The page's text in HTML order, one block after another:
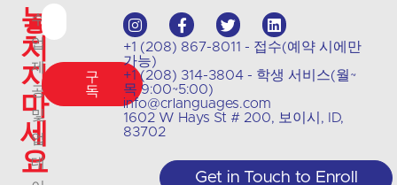
놓
치
지
마
세
요
수
업
제
공
및
업
데
구
독
+1 (208) 867-8011 - 접수(예약 시에만
가능)
+1 (208) 314-3804 - 학생 서비스(월~
목 9:00~5:00)
info@crlanguages.com
1602 W Hays St # 200, 보이시, ID,
83702
Get in Touch to Enroll